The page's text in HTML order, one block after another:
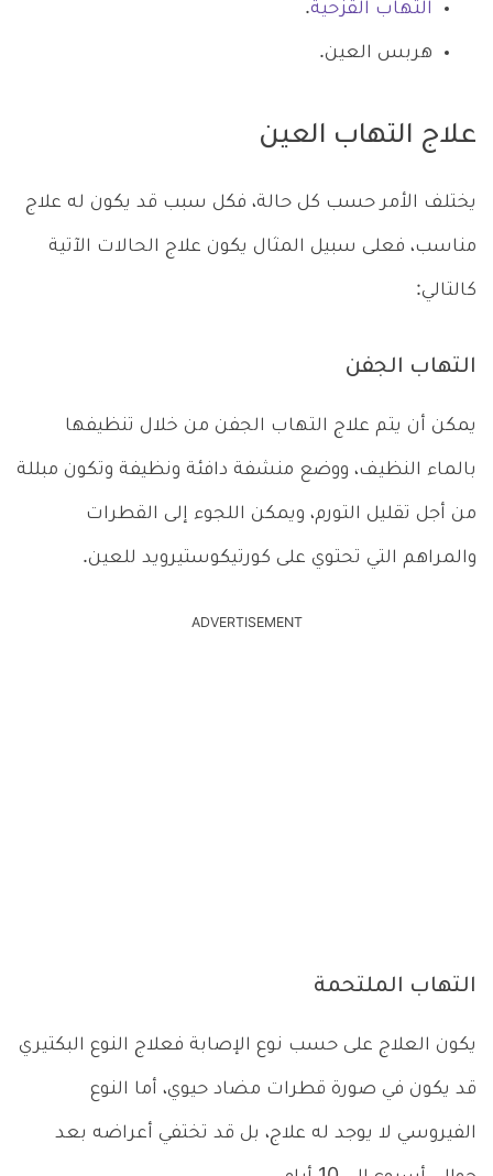
التهاب القزحية.
هربس العين.
علاج التهاب العين
يختلف الأمر حسب كل حالة، فكل سبب قد يكون له علاج
مناسب، فعلى سبيل المثال يكون علاج الحالات الآتية
كالتالي:
التهاب الجفن
يمكن أن يتم علاج التهاب الجفن من خلال تنظيفها
بالماء النظيف، ووضع منشفة دافئة ونظيفة وتكون مبللة
من أجل تقليل التورم، ويمكن اللجوء إلى القطرات
والمراهم التي تحتوي على كورتيكوستيرويد للعين.
ADVERTISEMENT
التهاب الملتحمة
يكون العلاج على حسب نوع الإصابة فعلاج النوع البكتيري
قد يكون في صورة قطرات مضاد حيوي، أما النوع
الفيروسي لا يوجد له علاج، بل قد تختفي أعراضه بعد